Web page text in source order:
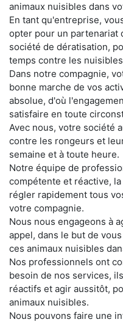
animaux nuisibles dans
En tant qu'entreprise,
opter pour un partenariat
société de dératisation,
temps contre les
Dans notre compagnie,
bonne marche de vos
absolue, d'où
satisfaire en toute
Avec nous, votre société
contre les rongeurs et
semaine et à toute heure.
Notre équipe de
compétente et réactive,
régler rapidement tous
votre compagnie.
Nous nous engageons à
appel, dans le but de
ces animaux nuisibles
Nos professionnels ont
besoin de nos services,
réactifs et agir aussitôt,
animaux nuisibles.
Nous pouvons faire une